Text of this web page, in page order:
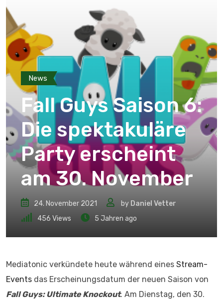
News
Fall Guys Saison 6:
Die spektakuläre
Party erscheint
am 30. November
24. November 2021 by Daniel Vetter
456 Views 5 Jahren ago
Mediatonic verkündete heute während eines Stream-
Events das Erscheinungsdatum der neuen Saison von
Fall Guys: Ultimate Knockout. Am Dienstag, den 30.